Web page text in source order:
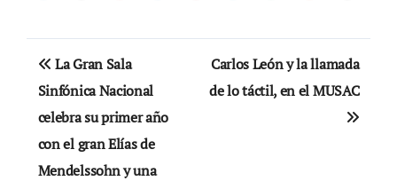
Navegación
de
entradas
La Gran Sala
Sinfónica Nacional
celebra su primer año
con el gran Elías de
Mendelssohn y una
Carlos León y la llamada
de lo táctil, en el MUSAC